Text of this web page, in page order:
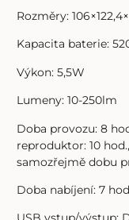
Rozměry:
Kapacita baterie:
Výkon: 5,5W
Lumeny: 10-250lm
Doba provozu: 8
reproduktor: 10
samozřejmě dobu
Doba nabíjení: 7